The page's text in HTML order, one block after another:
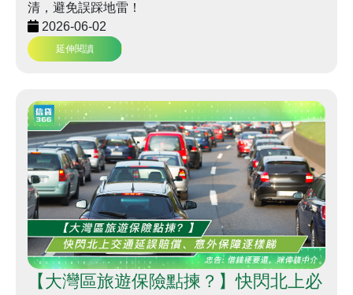
清，避免誤踩地雷！
2026-06-02
延伸閱讀
【大灣區旅遊保險點揀？】快閃北上必